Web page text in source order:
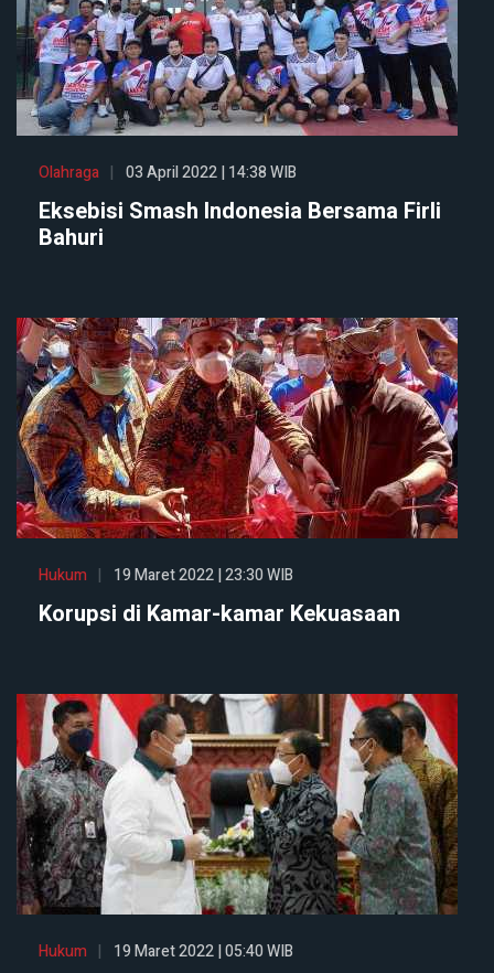
Olahraga 03 April 2022 | 14:38 WIB
Eksebisi Smash Indonesia Bersama Firli
Bahuri
Hukum 19 Maret 2022 | 23:30 WIB
Korupsi di Kamar-kamar Kekuasaan
Hukum 19 Maret 2022 | 05:40 WIB